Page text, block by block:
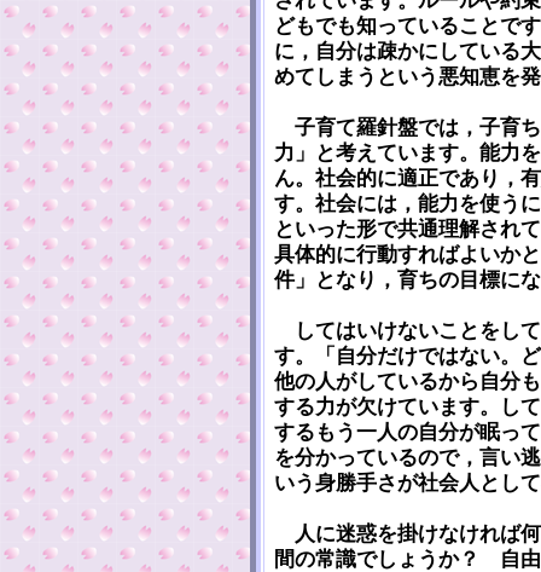
どもでも知っていることで
に，自分は疎かにしている
めてしまうという悪知恵を
子育て羅針盤では，子育
力」と考えています。能力
ん。社会的に適正であり，
す。社会には，能力を使う
といった形で共通理解され
具体的に行動すればよいか
件」となり，育ちの目標に
してはいけないことをし
す。「自分だけではない。
他の人がしているから自分
する力が欠けています。し
するもう一人の自分が眠っ
を分かっているので，言い
いう身勝手さが社会人とし
人に迷惑を掛けなければ
間の常識でしょうか？ 自